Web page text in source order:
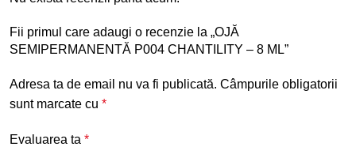
Fii primul care adaugi o recenzie la „OJĂ
SEMIPERMANENTĂ P004 CHANTILITY – 8 ML”
Adresa ta de email nu va fi publicată. Câmpurile obligatorii
sunt marcate cu *
Evaluarea ta *